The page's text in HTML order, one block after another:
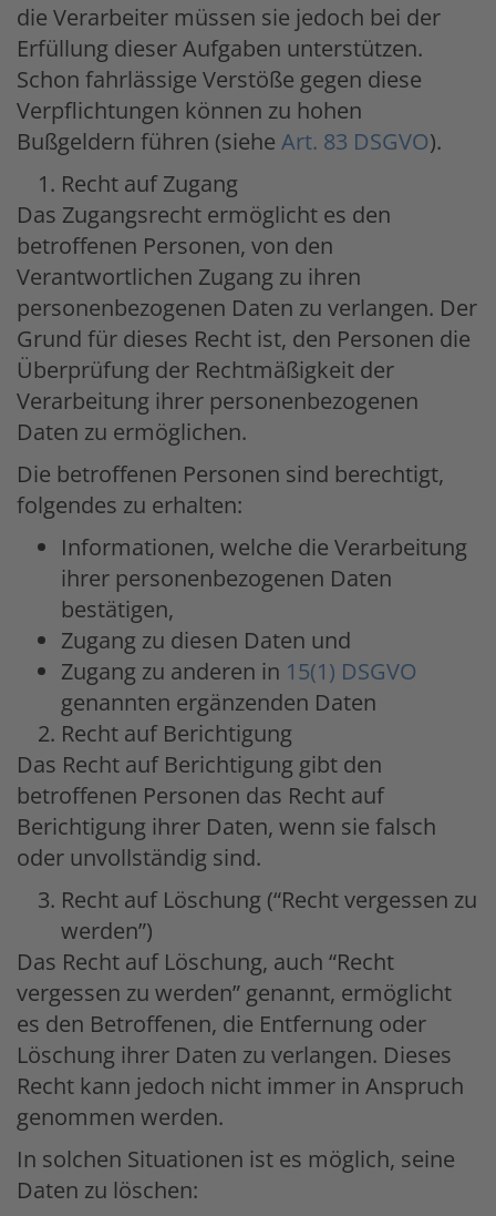
die Verarbeiter müssen sie jedoch bei der
Erfüllung dieser Aufgaben unterstützen.
Schon fahrlässige Verstöße gegen diese
Verpflichtungen können zu hohen
Bußgeldern führen (siehe Art. 83 DSGVO).
Recht auf Zugang
Das Zugangsrecht ermöglicht es den
betroffenen Personen, von den
Verantwortlichen Zugang zu ihren
personenbezogenen Daten zu verlangen. Der
Grund für dieses Recht ist, den Personen die
Überprüfung der Rechtmäßigkeit der
Verarbeitung ihrer personenbezogenen
Daten zu ermöglichen.
Die betroffenen Personen sind berechtigt,
folgendes zu erhalten:
Informationen, welche die Verarbeitung
ihrer personenbezogenen Daten
bestätigen,
Zugang zu diesen Daten und
Zugang zu anderen in 15(1) DSGVO
genannten ergänzenden Daten
Recht auf Berichtigung
Das Recht auf Berichtigung gibt den
betroffenen Personen das Recht auf
Berichtigung ihrer Daten, wenn sie falsch
oder unvollständig sind.
Recht auf Löschung (“Recht vergessen zu
werden”)
Das Recht auf Löschung, auch “Recht
vergessen zu werden” genannt, ermöglicht
es den Betroffenen, die Entfernung oder
Löschung ihrer Daten zu verlangen. Dieses
Recht kann jedoch nicht immer in Anspruch
genommen werden.
In solchen Situationen ist es möglich, seine
Daten zu löschen: